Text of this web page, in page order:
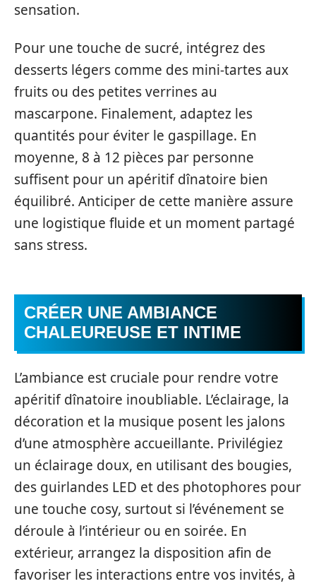
sensation.
Pour une touche de sucré, intégrez des
desserts légers comme des mini-tartes aux
fruits ou des petites verrines au
mascarpone. Finalement, adaptez les
quantités pour éviter le gaspillage. En
moyenne, 8 à 12 pièces par personne
suffisent pour un apéritif dînatoire bien
équilibré. Anticiper de cette manière assure
une logistique fluide et un moment partagé
sans stress.
CRÉER UNE AMBIANCE
CHALEUREUSE ET INTIME
L’ambiance est cruciale pour rendre votre
apéritif dînatoire inoubliable. L’éclairage, la
décoration et la musique posent les jalons
d’une atmosphère accueillante. Privilégiez
un éclairage doux, en utilisant des bougies,
des guirlandes LED et des photophores pour
une touche cosy, surtout si l’événement se
déroule à l’intérieur ou en soirée. En
extérieur, arrangez la disposition afin de
favoriser les interactions entre vos invités, à